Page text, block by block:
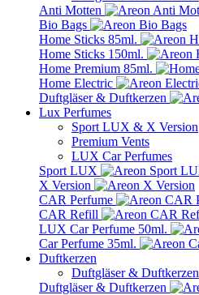
Anti Motten
Bio Bags
Home Sticks 85ml.
Home Sticks 150ml.
Home Premium 85ml.
Home Electric
Duftgläser & Duftkerzen
Lux Perfumes
Sport LUX & X Version
Premium Vents
LUX Car Perfumes
Sport LUX
X Version
CAR Perfume
CAR Refill
LUX Car Perfume 50ml.
Car Perfume 35ml.
Duftkerzen
Duftgläser & Duftkerzen
Duftgläser & Duftkerzen